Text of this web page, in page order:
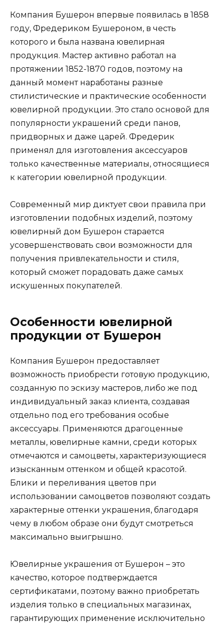
Компания Бушерон впервые появилась в 1858
году, Фредериком Бушероном, в честь
которого и была названа ювелирная
продукция. Мастер активно работал на
протяжении 1852-1870 годов, поэтому на
данный момент наработаны разные
стилистические и практические особенности
ювелирной продукции. Это стало основой для
популярности украшений среди панов,
придворных и даже царей. Фредерик
применял для изготовления аксессуаров
только качественные материалы, относящиеся
к категории ювелирной продукции.
Современный мир диктует свои правила при
изготовлении подобных изделий, поэтому
ювелирный дом Бушерон старается
усовершенствовать свои возможности для
получения привлекательности и стиля,
который сможет порадовать даже самых
искушенных покупателей.
Особенности ювелирной
продукции от Бушерон
Компания Бушерон предоставляет
возможность приобрести готовую продукцию,
созданную по эскизу мастеров, либо же под
индивидуальный заказ клиента, создавая
отдельно под его требования особые
аксессуары. Применяются драгоценные
металлы, ювелирные камни, среди которых
отмечаются и самоцветы, характеризующиеся
изысканным оттенком и общей красотой.
Блики и переливания цветов при
использовании самоцветов позволяют создать
характерные оттенки украшения, благодаря
чему в любом образе они будут смотреться
максимально выигрышно.
Ювелирные украшения от Бушерон – это
качество, которое подтверждается
сертификатами, поэтому важно приобретать
изделия только в специальных магазинах,
гарантирующих применение исключительно